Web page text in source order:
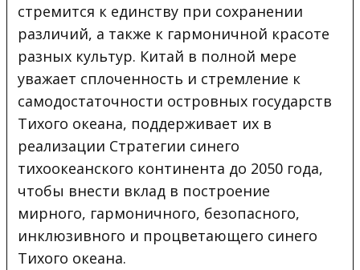
стремится к единству при сохранении
различий, а также к гармоничной красоте
разных культур. Китай в полной мере
уважает сплоченность и стремление к
самодостаточности островных государств
Тихого океана, поддерживает их в
реализации Стратегии синего
тихоокеанского континента до 2050 года,
чтобы внести вклад в построение
мирного, гармоничного, безопасного,
инклюзивного и процветающего синего
Тихого океана.